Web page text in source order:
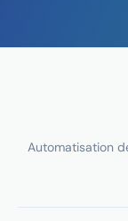
Automatisation